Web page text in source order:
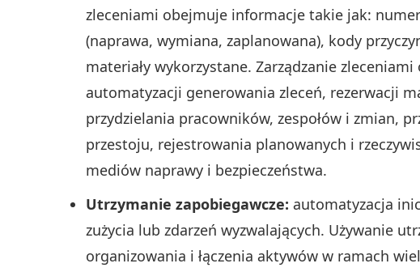
zleceniami obejmuje informacje takie jak:
(naprawa, wymiana, zaplanowana), kody
materiały wykorzystane. Zarządzanie
automatyzacji generowania zleceń, rezerwacji
przydzielania pracowników, zespołów i zmian,
przestoju, rejestrowania planowanych i
mediów naprawy i bezpieczeństwa.
Utrzymanie zapobiegawcze: automatyzacja
zużycia lub zdarzeń wyzwalających. Używanie
organizowania i łączenia aktywów w ramach